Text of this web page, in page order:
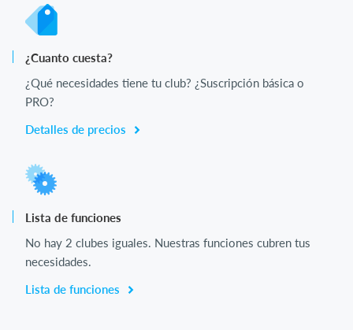
¿Cuanto cuesta?
¿Qué necesidades tiene tu club? ¿Suscripción básica o
PRO?
Detalles de precios
Lista de funciones
No hay 2 clubes iguales. Nuestras funciones cubren tus
necesidades.
Lista de funciones